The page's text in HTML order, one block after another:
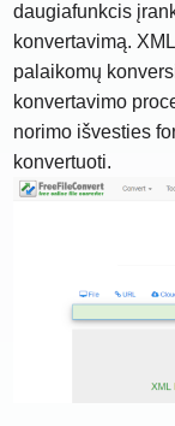
daugiafunkcis
konvertavimą.
palaikomų
konvertavimo
norimo išvesties
konvertuoti.